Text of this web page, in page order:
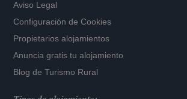
Aviso Legal
Configuración de Cookies
Propietarios alojamientos
Anuncia gratis tu alojamiento
Blog de Turismo Rural